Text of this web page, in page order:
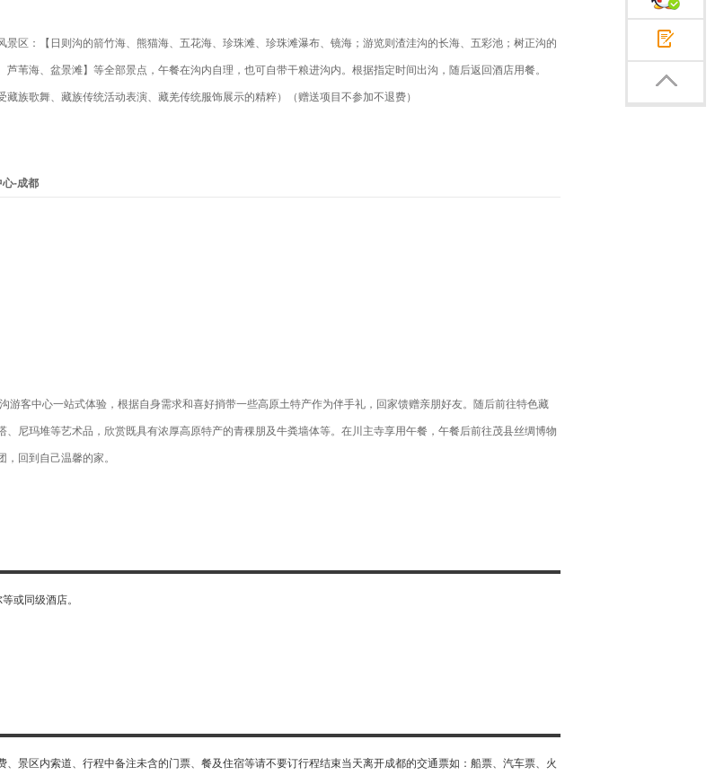
区：【日则沟的箭竹海、熊猫海、五花海、珍珠滩、珍珠滩瀑布、镜海；游览则渣洼沟的长海、五彩池；树正沟的
苇海、盆景滩】等全部景点，午餐在沟内自理，也可自带干粮进沟内。根据指定时间出沟，随后返回酒店用餐。
族歌舞、藏族传统活动表演、藏羌传统服饰展示的精粹）（赠送项目不参加不退费）
心-成都
客中心一站式体验，根据自身需求和喜好捎带一些高原土特产作为伴手礼，回家馈赠亲朋好友。随后前往特色藏
尼玛堆等艺术品，欣赏既具有浓厚高原特产的青稞朋及牛粪墙体等。在川主寺享用午餐，午餐后前往茂县丝绸博物
回到自己温馨的家。
或同级酒店。
、景区内索道、行程中备注未含的门票、餐及住宿等请不要订行程结束当天离开成都的交通票如：船票、汽车票、火